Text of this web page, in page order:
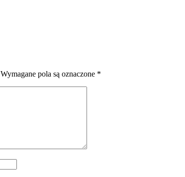
Wymagane pola są oznaczone *